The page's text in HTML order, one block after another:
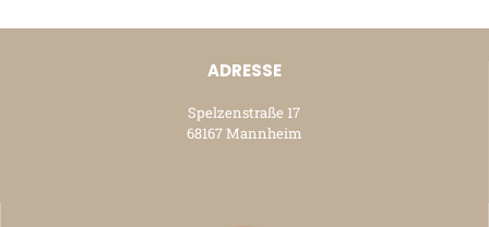
ADRESSE
Spelzenstraße 17
68167 Mannheim